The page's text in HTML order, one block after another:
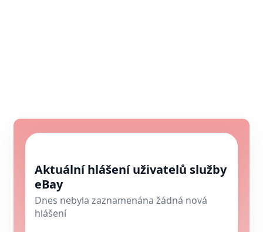
Aktuální hlášení uživatelů služby
eBay
Dnes nebyla zaznamenána žádná nová
hlášení